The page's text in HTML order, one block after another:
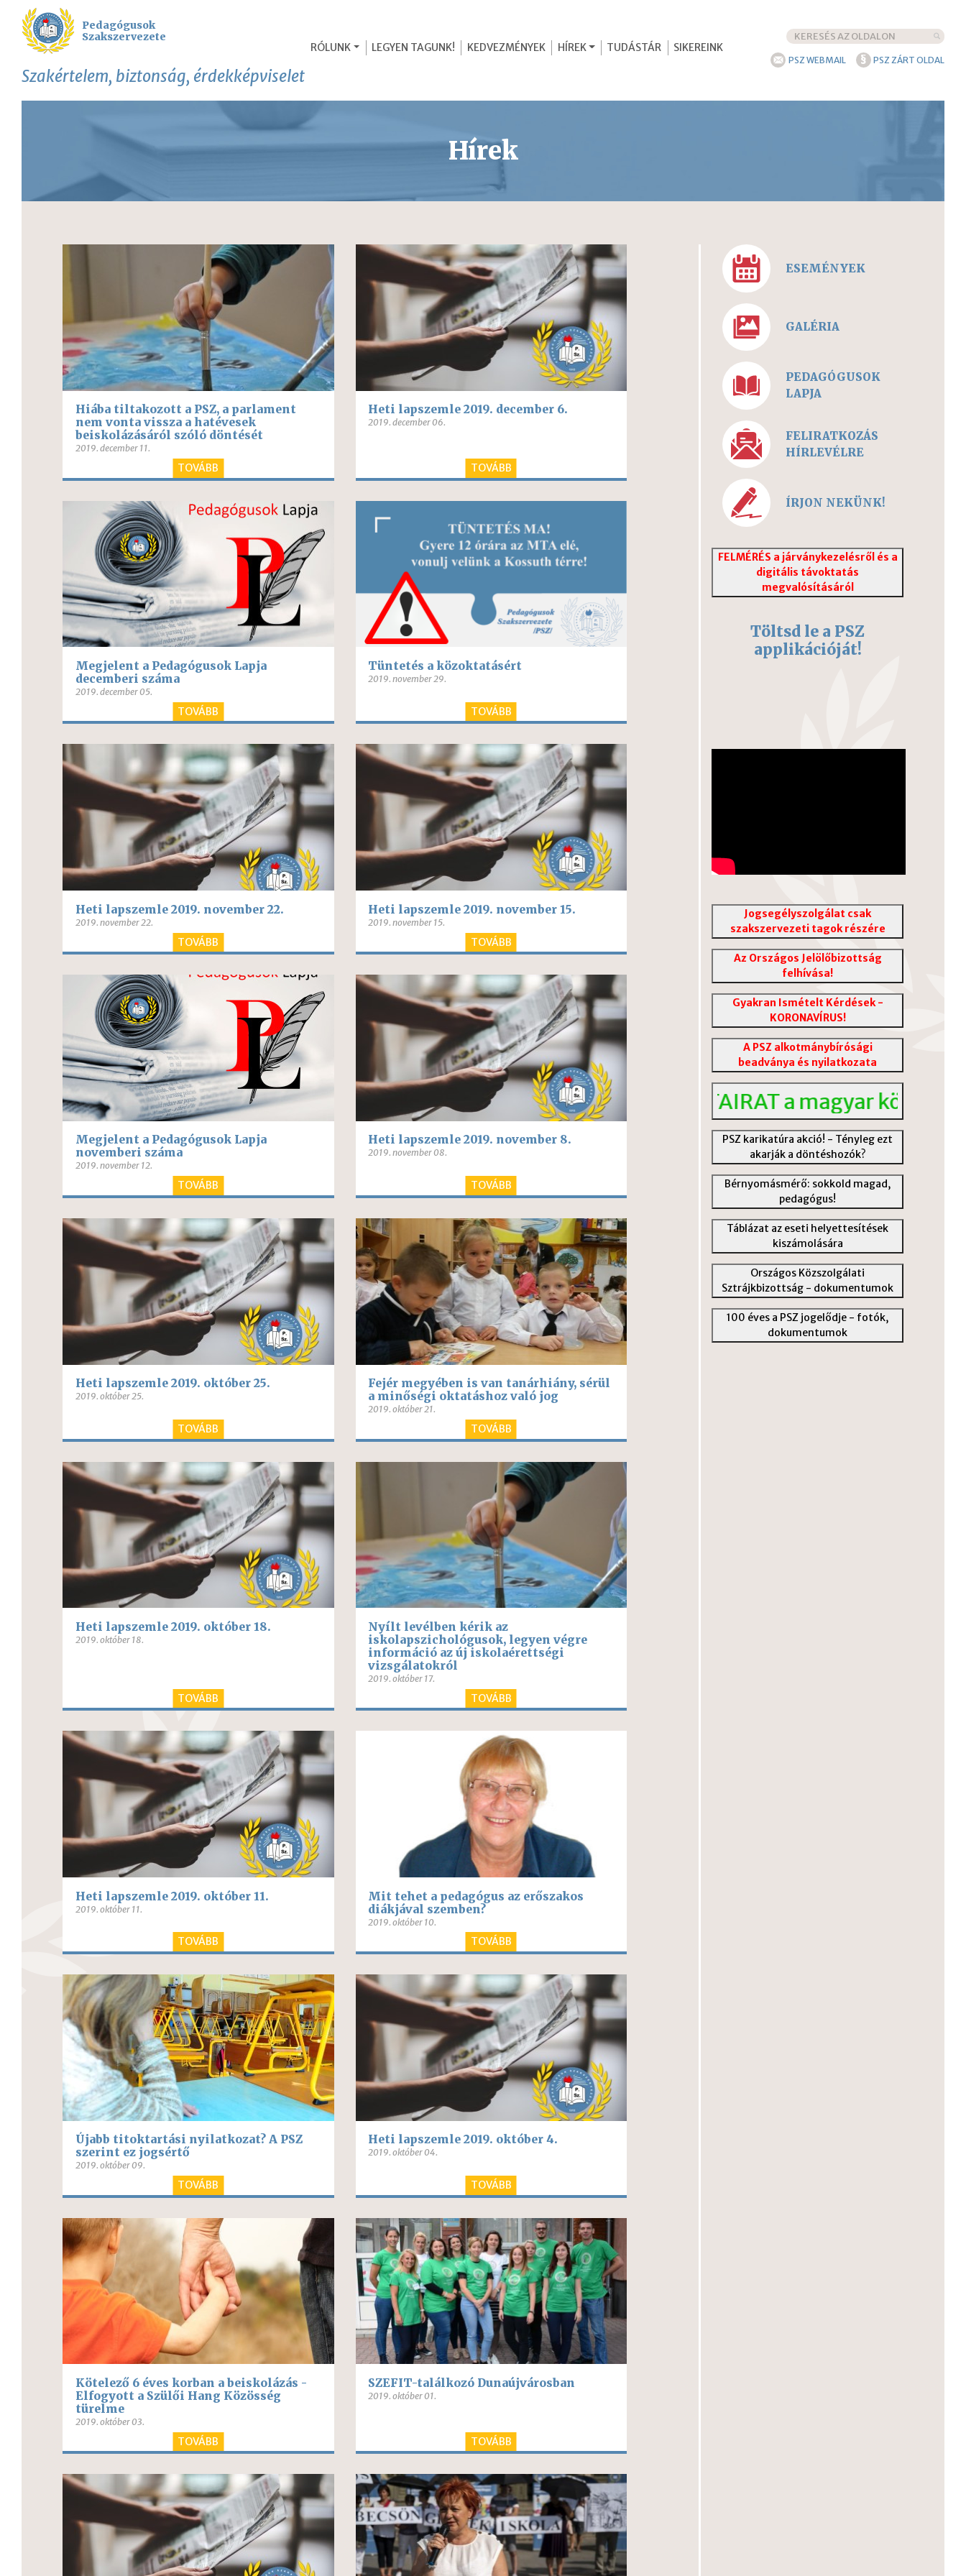
Pedagógusok
Szakszervezete
Szakértelem, biztonság, érdekképviselet
RÓLUNK LEGYEN TAGUNK! KEDVEZMÉNYEK HÍREK TUDÁSTÁR SIKEREINK
PSZ WEBMAIL § PSZ ZÁRT OLDAL
Hírek
Hiába tiltakozott a PSZ, a parlament
nem vonta vissza a hatévesek
beiskolázásáról szóló döntését
2019. december 11.
TOVÁBB
Heti lapszemle 2019. december 6.
2019. december 06.
TOVÁBB
Megjelent a Pedagógusok Lapja
decemberi száma
2019. december 05.
TOVÁBB
Tüntetés a közoktatásért
2019. november 29.
TOVÁBB
Heti lapszemle 2019. november 22.
2019. november 22.
TOVÁBB
Heti lapszemle 2019. november 15.
2019. november 15.
TOVÁBB
Megjelent a Pedagógusok Lapja
novemberi száma
2019. november 12.
TOVÁBB
Heti lapszemle 2019. november 8.
2019. november 08.
TOVÁBB
Heti lapszemle 2019. október 25.
2019. október 25.
TOVÁBB
Fejér megyében is van tanárhiány, sérül
a minőségi oktatáshoz való jog
2019. október 21.
TOVÁBB
Heti lapszemle 2019. október 18.
2019. október 18.
TOVÁBB
Nyílt levélben kérik az
iskolapszichológusok, legyen végre
információ az új iskolaérettségi
vizsgálatokról
2019. október 17.
TOVÁBB
Heti lapszemle 2019. október 11.
2019. október 11.
TOVÁBB
Mit tehet a pedagógus az erőszakos
diákjával szemben?
2019. október 10.
TOVÁBB
Újabb titoktartási nyilatkozat? A PSZ
szerint ez jogsértő
2019. október 09.
TOVÁBB
Heti lapszemle 2019. október 4.
2019. október 04.
TOVÁBB
Kötelező 6 éves korban a beiskolázás -
Elfogyott a Szülői Hang Közösség
türelme
2019. október 03.
TOVÁBB
SZEFIT-találkozó Dunaújvárosban
2019. október 01.
TOVÁBB
ESEMÉNYEK
GALÉRIA
PEDAGÓGUSOK
LAPJA
FELIRATKOZÁS
HÍRLEVÉLRE
ÍRJON NEKÜNK!
FELMÉRÉS a járványkezelésről és a
digitális távoktatás
megvalósításáról
Töltsd le a PSZ
applikációját!
Jogsegélyszolgálat csak
szakszervezeti tagok részére
Az Országos Jelölőbizottság
felhívása!
Gyakran Ismételt Kérdések -
KORONAVÍRUS!
A PSZ alkotmánybírósági
beadványa és nyilatkozata
VITAIRAT a magyar közoktatás
PSZ karikatúra akció! - Tényleg ezt
akarják a döntéshozók?
Bérnyomásmérő: sokkold magad,
pedagógus!
Táblázat az eseti helyettesítések
kiszámolására
Országos Közszolgálati
Sztrájkbizottság - dokumentumok
100 éves a PSZ jogelődje - fotók,
dokumentumok